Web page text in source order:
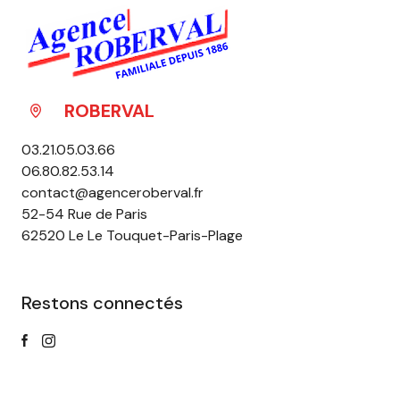
ROBERVAL
03.21.05.03.66
06.80.82.53.14
contact@agenceroberval.fr
52-54 Rue de Paris
62520 Le Le Touquet-Paris-Plage
Restons connectés